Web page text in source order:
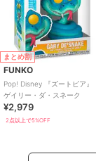
まとめ割
FUNKO
Pop! Disney 『ズートピア』
ゲイリー・ダ・スネーク
¥2,979
2点以上で5%OFF